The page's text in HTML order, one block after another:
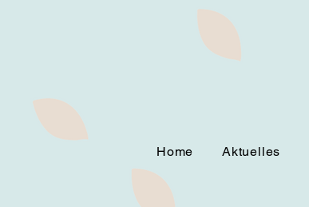
Home Aktuelles